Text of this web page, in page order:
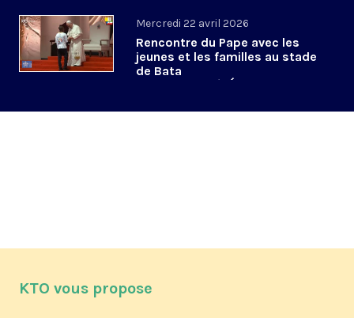
Mercredi 22 avril 2026
Rencontre du Pape avec les
jeunes et les familles au stade
de Bata
#PapeenGuinéeÉquatoriale
KTO vous propose